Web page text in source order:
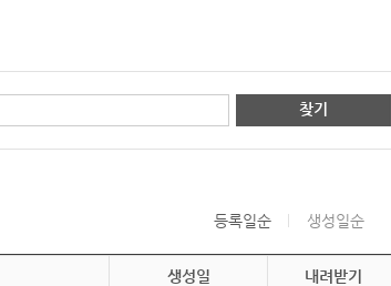
찾기
등록일순 생성일순
생성일 내려받기